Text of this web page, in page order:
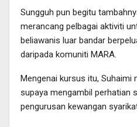
Sungguh pun begitu
merancang pelbagai aktiviti
beliawanis luar bandar
daripada komuniti MARA.
Mengenai kursus itu, Suhaimi
supaya mengambil perhatian
pengurusan kewangan